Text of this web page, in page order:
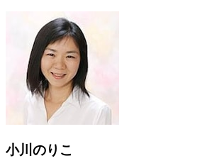
小川のりこ